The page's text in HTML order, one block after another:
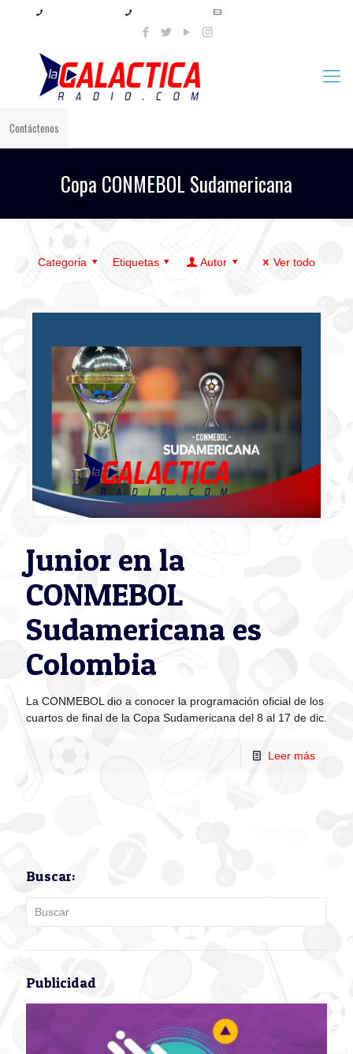
Contáctenos
Copa CONMEBOL Sudamericana
Categoria Etiquetas Autor Ver todo
Junior en la
CONMEBOL
Sudamericana es
Colombia
La CONMEBOL dio a conocer la programación oficial de los
cuartos de final de la Copa Sudamericana del 8 al 17 de dic.
Leer más
Buscar:
Publicidad